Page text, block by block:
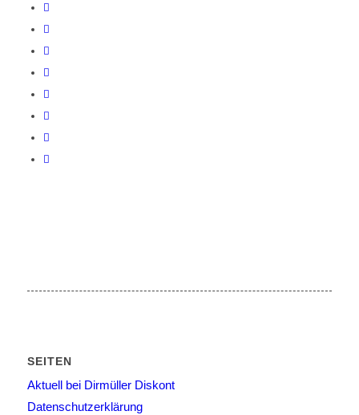
SEITEN
Aktuell bei Dirmüller Diskont
Datenschutzerklärung